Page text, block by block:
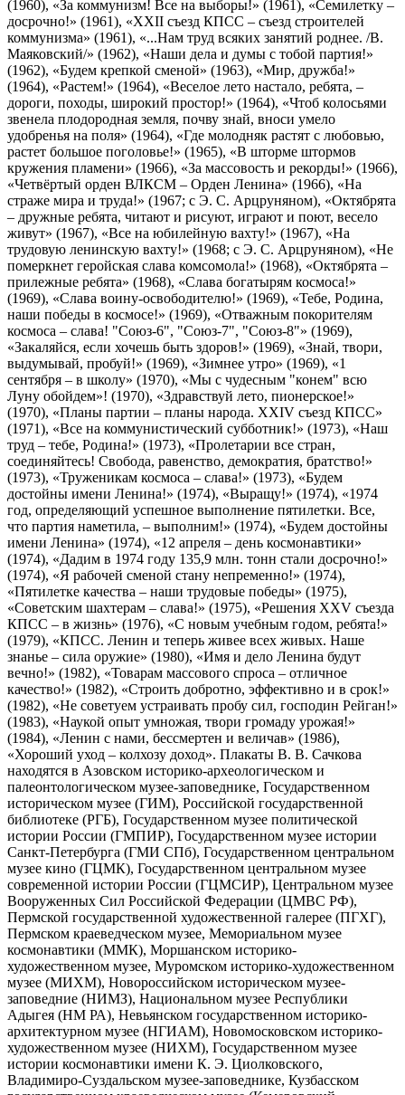
(1960), «За коммунизм! Все на выборы!» (1961), «Семилетку –
досрочно!» (1961), «XXII съезд КПСС – съезд строителей
коммунизма» (1961), «...Нам труд всяких занятий роднее. /В.
Маяковский/» (1962), «Наши дела и думы с тобой партия!»
(1962), «Будем крепкой сменой» (1963), «Мир, дружба!»
(1964), «Растем!» (1964), «Веселое лето настало, ребята, –
дороги, походы, широкий простор!» (1964), «Чтоб колосьями
звенела плодородная земля, почву знай, вноси умело
удобренья на поля» (1964), «Где молодняк растят с любовью,
растет большое поголовье!» (1965), «В шторме штормов
кружения пламени» (1966), «За массовость и рекорды!» (1966),
«Четвёртый орден ВЛКСМ – Орден Ленина» (1966), «На
страже мира и труда!» (1967; с Э. С. Арцруняном), «Октябрята
– дружные ребята, читают и рисуют, играют и поют, весело
живут» (1967), «Все на юбилейную вахту!» (1967), «На
трудовую ленинскую вахту!» (1968; с Э. С. Арцруняном), «Не
померкнет геройская слава комсомола!» (1968), «Октябрята –
прилежные ребята» (1968), «Слава богатырям космоса!»
(1969), «Слава воину-освободителю!» (1969), «Тебе, Родина,
наши победы в космосе!» (1969), «Отважным покорителям
космоса – слава! "Союз-6", "Союз-7", "Союз-8"» (1969),
«Закаляйся, если хочешь быть здоров!» (1969), «Знай, твори,
выдумывай, пробуй!» (1969), «Зимнее утро» (1969), «1
сентября – в школу» (1970), «Мы с чудесным "конем" всю
Луну обойдем»! (1970), «Здравствуй лето, пионерское!»
(1970), «Планы партии – планы народа. XXIV съезд КПСС»
(1971), «Все на коммунистический субботник!» (1973), «Наш
труд – тебе, Родина!» (1973), «Пролетарии все стран,
соединяйтесь! Свобода, равенство, демократия, братство!»
(1973), «Труженикам космоса – слава!» (1973), «Будем
достойны имени Ленина!» (1974), «Выращу!» (1974), «1974
год, определяющий успешное выполнение пятилетки. Все,
что партия наметила, – выполним!» (1974), «Будем достойны
имени Ленина» (1974), «12 апреля – день космонавтики»
(1974), «Дадим в 1974 году 135,9 млн. тонн стали досрочно!»
(1974), «Я рабочей сменой стану непременно!» (1974),
«Пятилетке качества – наши трудовые победы» (1975),
«Советским шахтерам – слава!» (1975), «Решения XXV съезда
КПСС – в жизнь» (1976), «С новым учебным годом, ребята!»
(1979), «КПСС. Ленин и теперь живее всех живых. Наше
знанье – сила оружие» (1980), «Имя и дело Ленина будут
вечно!» (1982), «Товарам массового спроса – отличное
качество!» (1982), «Строить добротно, эффективно и в срок!»
(1982), «Не советуем устраивать пробу сил, господин Рейган!»
(1983), «Наукой опыт умножая, твори громаду урожая!»
(1984), «Ленин с нами, бессмертен и величав» (1986),
«Хороший уход – колхозу доход». Плакаты В. В. Сачкова
находятся в Азовском историко-археологическом и
палеонтологическом музее-заповеднике, Государственном
историческом музее (ГИМ), Российской государственной
библиотеке (РГБ), Государственном музее политической
истории России (ГМПИР), Государственном музее истории
Санкт-Петербурга (ГМИ СПб), Государственном центральном
музее кино (ГЦМК), Государственном центральном музее
современной истории России (ГЦМСИР), Центральном музее
Вооруженных Сил Российской Федерации (ЦМВС РФ),
Пермской государственной художественной галерее (ПГХГ),
Пермском краеведческом музее, Мемориальном музее
космонавтики (ММК), Моршанском историко-
художественном музее, Муромском историко-художественном
музее (МИХМ), Новороссийском историческом музее-
заповедние (НИМЗ), Национальном музее Республики
Адыгея (НМ РА), Невьянском государственном историко-
архитектурном музее (НГИАМ), Новомосковском историко-
художественном музее (НИХМ), Государственном музее
истории космонавтики имени К. Э. Циолковского,
Владимиро-Суздальском музее-заповеднике, Кузбасском